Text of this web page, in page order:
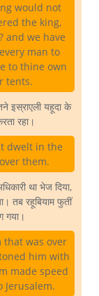
would not
the king,
and we have
man to
to thine own
tents.
इस्राएली यहूदा के
रहा।
dwelt in the
them.
था भेज दिया,
तब रहूबियाम फुतीं
that was over
him with
made speed